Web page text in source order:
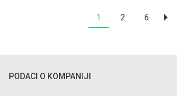
1 2 6
PODACI O KOMPANIJI